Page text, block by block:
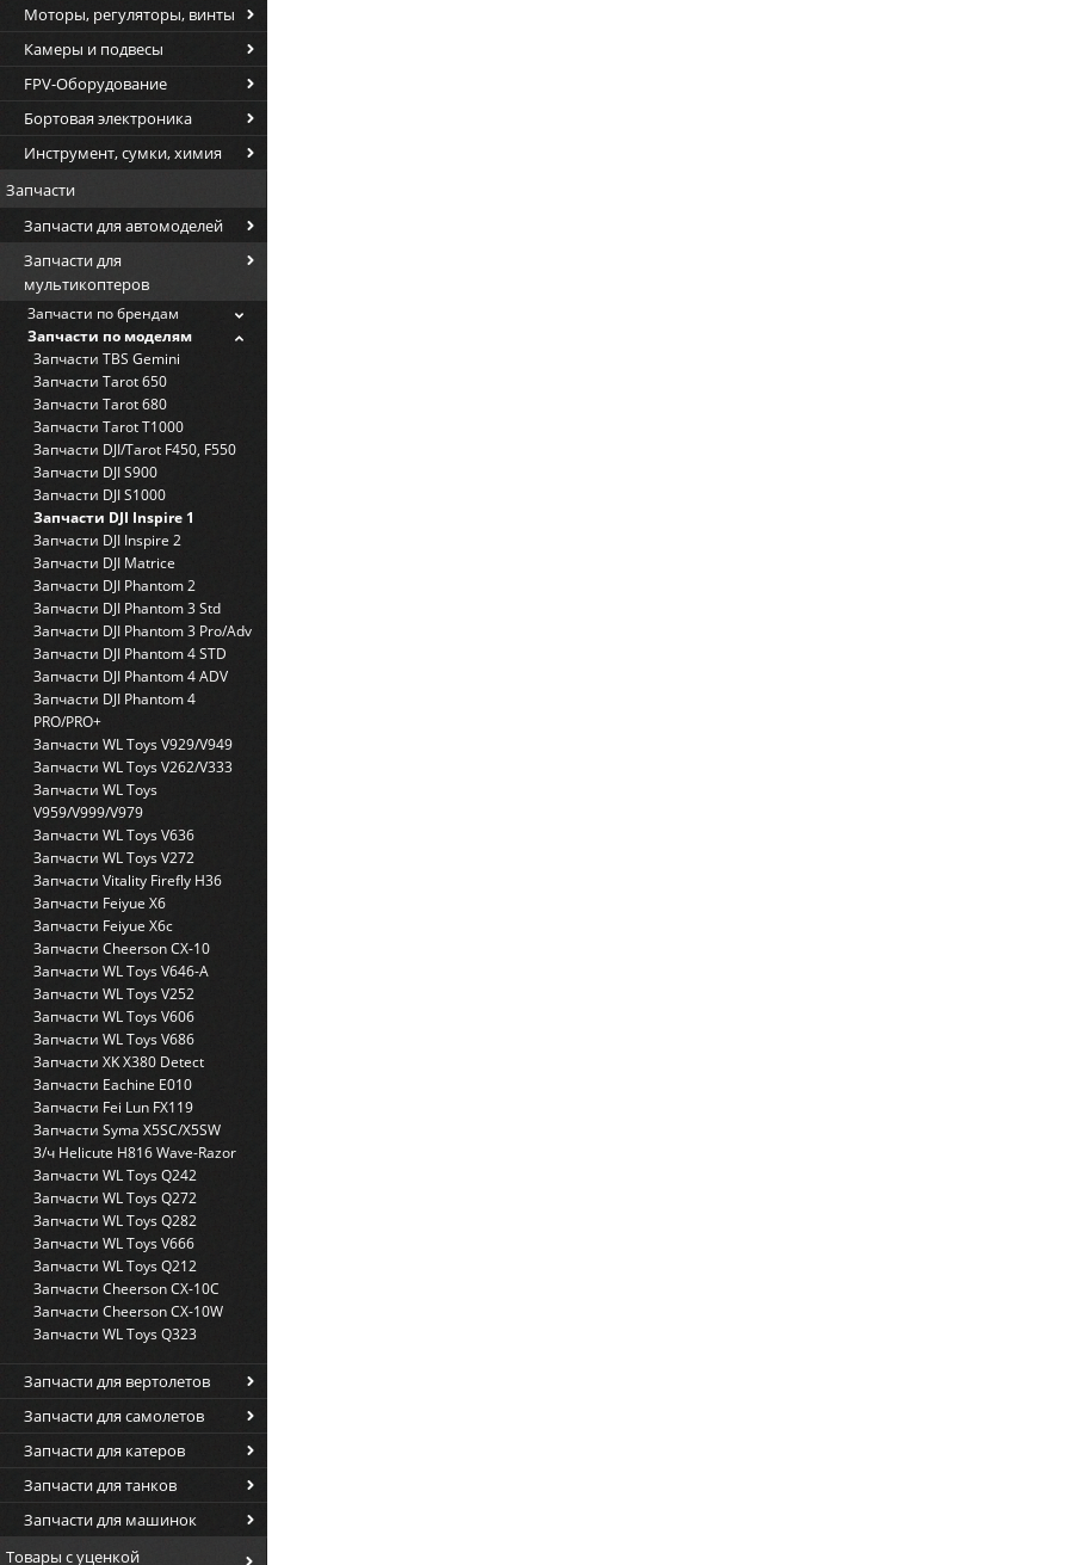
Моторы, регуляторы, винты
Камеры и подвесы
FPV-Оборудование
Бортовая электроника
Инструмент, сумки, химия
Запчасти
Запчасти для автомоделей
Запчасти для
мультикоптеров
Запчасти по брендам
Запчасти по моделям
Запчасти TBS Gemini
Запчасти Tarot 650
Запчасти Tarot 680
Запчасти Tarot T1000
Запчасти DJI/Tarot F450, F550
Запчасти DJI S900
Запчасти DJI S1000
Запчасти DJI Inspire 1
Запчасти DJI Inspire 2
Запчасти DJI Matrice
Запчасти DJI Phantom 2
Запчасти DJI Phantom 3 Std
Запчасти DJI Phantom 3 Pro/Adv
Запчасти DJI Phantom 4 STD
Запчасти DJI Phantom 4 ADV
Запчасти DJI Phantom 4
PRO/PRO+
Запчасти WL Toys V929/V949
Запчасти WL Toys V262/V333
Запчасти WL Toys
V959/V999/V979
Запчасти WL Toys V636
Запчасти WL Toys V272
Запчасти Vitality Firefly H36
Запчасти Feiyue X6
Запчасти Feiyue X6c
Запчасти Cheerson CX-10
Запчасти WL Toys V646-A
Запчасти WL Toys V252
Запчасти WL Toys V606
Запчасти WL Toys V686
Запчасти XK X380 Detect
Запчасти Eachine E010
Запчасти Fei Lun FX119
Запчасти Syma X5SC/X5SW
З/ч Helicute H816 Wave-Razor
Запчасти WL Toys Q242
Запчасти WL Toys Q272
Запчасти WL Toys Q282
Запчасти WL Toys V666
Запчасти WL Toys Q212
Запчасти Cheerson CX-10C
Запчасти Cheerson CX-10W
Запчасти WL Toys Q323
Запчасти для вертолетов
Запчасти для самолетов
Запчасти для катеров
Запчасти для танков
Запчасти для машинок
Товары с уценкой